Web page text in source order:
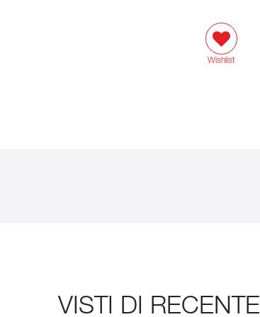
Wishlist
VISTI DI RECENTE